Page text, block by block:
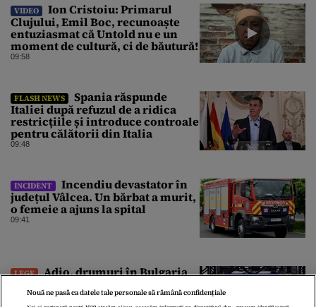
VIDEO
Ion Cristoiu: Primarul
Clujului, Emil Boc, recunoaște
entuziasmat că Untold nu e un
moment de cultură, ci de băutură!
09:58
FLASH NEWS
Spania răspunde
Italiei după refuzul de a ridica
restricțiile și introduce controale
pentru călătorii din Italia
09:48
INCIDENT
Incendiu devastator în
județul Vâlcea. Un bărbat a murit,
o femeie a ajuns la spital
09:41
LEGE
Adio, drumuri în Bulgaria
ANAF și Autoritatea Vamală au
Nouă ne pasă ca datele tale personale să rămână confidențiale